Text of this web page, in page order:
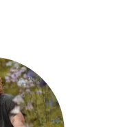
à faire des calculs ou